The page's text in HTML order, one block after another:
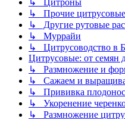
↳ Цитроны
↳ Прочие
↳ Другие рутовые
↳ Муррайи
↳ Цитрусоводство в
Цитрусовые: от семян
↳ Размножение и
↳ Сажаем и
↳ Прививка
↳ Укоренение
↳ Размножение